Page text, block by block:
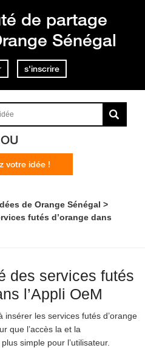
de partage
Sénégal
s'inscrire
OU
votre idée !
de Orange Sénégal
futés d’orange dans
des services futés
l’Appli OeM
insérer les services futés d’orange
que l’accès la et la
simple pour l’utilisateur.